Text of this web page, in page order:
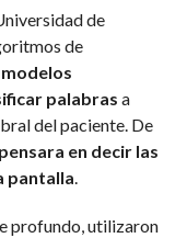
de
de
palabras a
del paciente. De
pensara en decir las
pantalla
profundo, utilizaron